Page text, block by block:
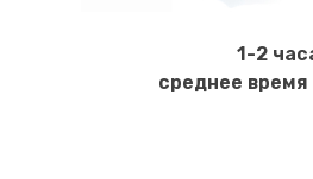
1-2
среднее